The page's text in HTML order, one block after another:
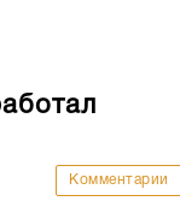
Комментарии